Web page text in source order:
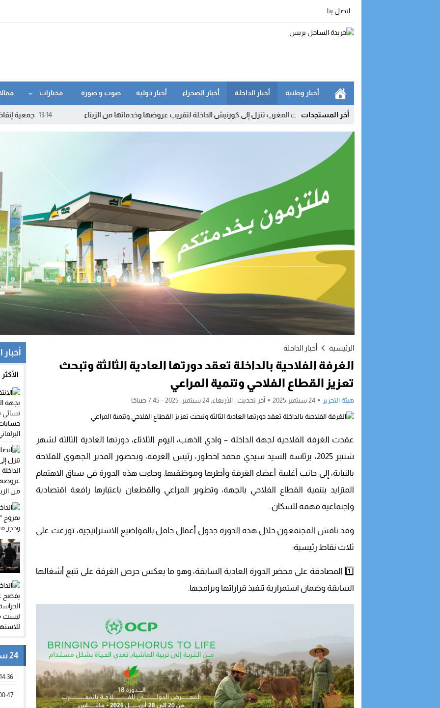
اتصل بنا
أخبار وطنية أخبار الداخلة أخبار الصحراء أخبار دولية صوت و صورة مختارات
أخر المستجدات 13:14 جمعية إنقاذ الأرواح اتصالات المغرب تنزل إلى كورنيش الداخلة لتقريب عروضها وخدماتها من الزبناء
الرئيسية أخبار الداخلة
الغرفة الفلاحية بالداخلة تعقد دورتها العادية الثالثة وتبحث
تعزيز القطاع الفلاحي وتنمية المراعي
هيئة التحرير 24 سبتمبر 2025 آخر تحديث : الأربعاء, 24 سبتمبر, 2025 - 7:45 صباحًا
عقدت الغرفة الفلاحية لجهة الداخلة – وادي الذهب، اليوم الثلاثاء، دورتها العادية الثالثة لشهر
شتنبر 2025، برئاسة السيد سيدي محمد اخطور، رئيس الغرفة، وبحضور المدير الجهوي للفلاحة
بالنيابة، إلى جانب أغلبية أعضاء الغرفة وأطرها وموظفيها. وجاءت هذه الدورة في سياق الاهتمام
المتزايد بتنمية القطاع الفلاحي بالجهة، وتطوير المراعي والقطعان باعتبارها رافعة اقتصادية
واجتماعية مهمة للسكان.
وقد ناقش المجتمعون خلال هذه الدورة جدول أعمال حافل بالمواضيع الاستراتيجية، توزعت على
ثلاث نقاط رئيسية:
1️⃣ المصادقة على محضر الدورة العادية السابقة، وهو ما يعكس حرص الغرفة على تتبع أشغالها
السابقة وضمان استمرارية تنفيذ قراراتها وبرامجها.
أخبار
24 ساعة
14:36